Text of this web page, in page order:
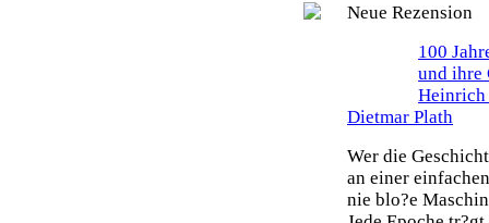
Neue Rezension
100
und ihre
Heinrich
Dietmar Plath
Wer die
an einer
nie blo?e